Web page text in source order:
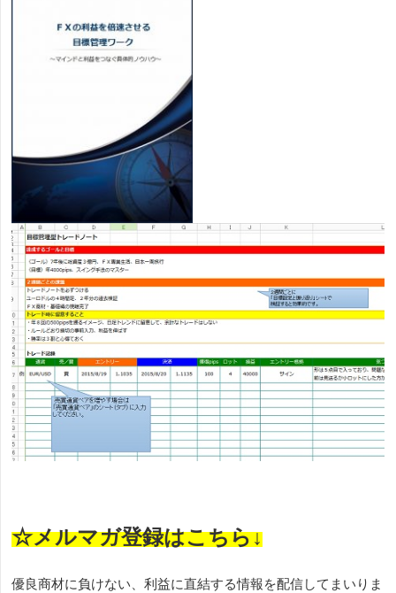
☆メルマガ登録はこちら↓
優良商材に負けない、利益に直結する情報を配信してまいりま